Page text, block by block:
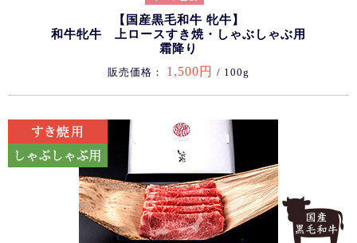
【国産黒毛和牛 牝牛】
和牛牝牛 上ロースすき焼・しゃぶしゃぶ用
霜降り
販売価格： 1,500円 / 100g